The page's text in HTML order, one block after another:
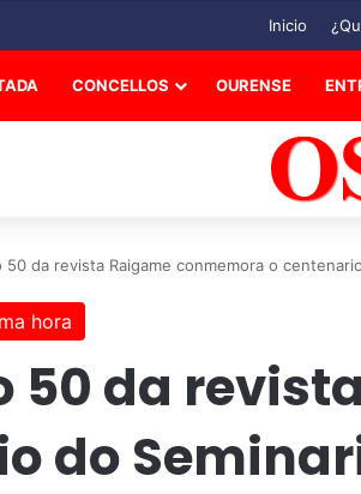
Inicio
CONCELLOS OURENSE
50 da revista Raigame conmemora o
hora
50 da
do